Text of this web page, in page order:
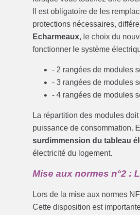
Il est obligatoire de les
protections nécessaires,
Echarmeaux, le choix du
fonctionner le système
- 2 rangées de modules
- 3 rangées de modules
- 4 rangées de modules
La répartition des modules
puissance de consommation.
surdimmension du tableau
électricité du logement.
Mise aux normes n°2 :
Lors de la mise aux normes
Cette disposition est